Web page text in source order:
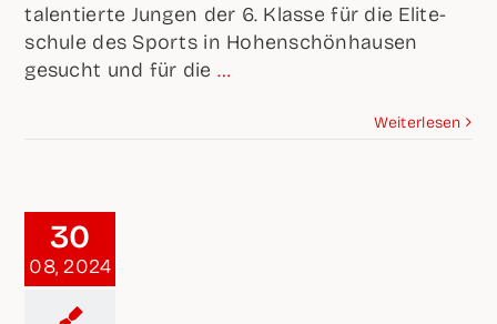
talen­tier­te Jun­gen der 6. Klas­se für die Eli­te­
schu­le des Sports in Hohen­schön­hau­sen
gesucht und für die …
Wei­ter­le­sen
30
08, 2024